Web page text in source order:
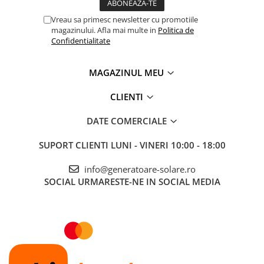
Accesorii instrumente de masura
Camere Termice
Vreau sa primesc newsletter cu promotiile
magazinului. Afla mai multe in Politica de
Confidentialitate
MAGAZINUL MEU
CLIENTI
DATE COMERCIALE
SUPORT CLIENTI LUNI - VINERI 10:00 - 18:00
info@generatoare-solare.ro
SOCIAL URMARESTE-NE IN SOCIAL MEDIA